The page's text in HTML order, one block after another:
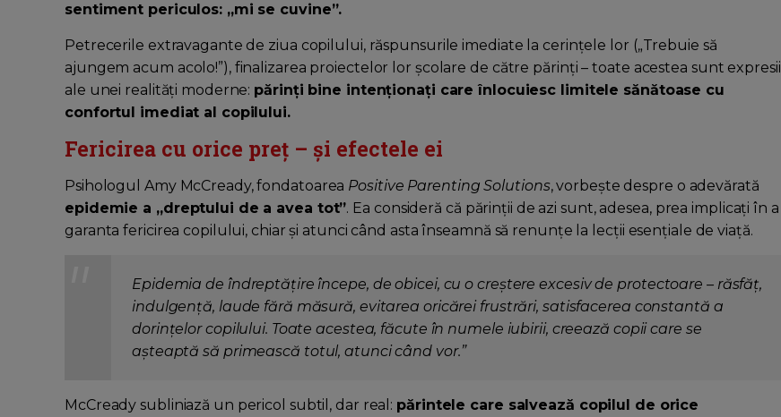
sentiment periculos: „mi se cuvine”.
Petrecerile extravagante de ziua copilului, răspunsurile imediate la cerințele lor („Trebuie să
ajungem acum acolo!”), finalizarea proiectelor lor școlare de către părinți – toate acestea sunt expresii
ale unei realități moderne: părinți bine intenționați care înlocuiesc limitele sănătoase cu
confortul imediat al copilului.
Fericirea cu orice preț – și efectele ei
Psihologul Amy McCready, fondatoarea Positive Parenting Solutions, vorbește despre o adevărată
epidemie a „dreptului de a avea tot”. Ea consideră că părinții de azi sunt, adesea, prea implicați în a
garanta fericirea copilului, chiar și atunci când asta înseamnă să renunțe la lecții esențiale de viață.
Epidemia de îndreptățire începe, de obicei, cu o creștere excesiv de protectoare – răsfăț,
indulgență, laude fără măsură, evitarea oricărei frustrări, satisfacerea constantă a
dorințelor copilului. Toate acestea, făcute în numele iubirii, creează copii care se
așteaptă să primească totul,atunci când vor.”
McCready subliniază un pericol subtil, dar real: părintele care salvează copilul de orice